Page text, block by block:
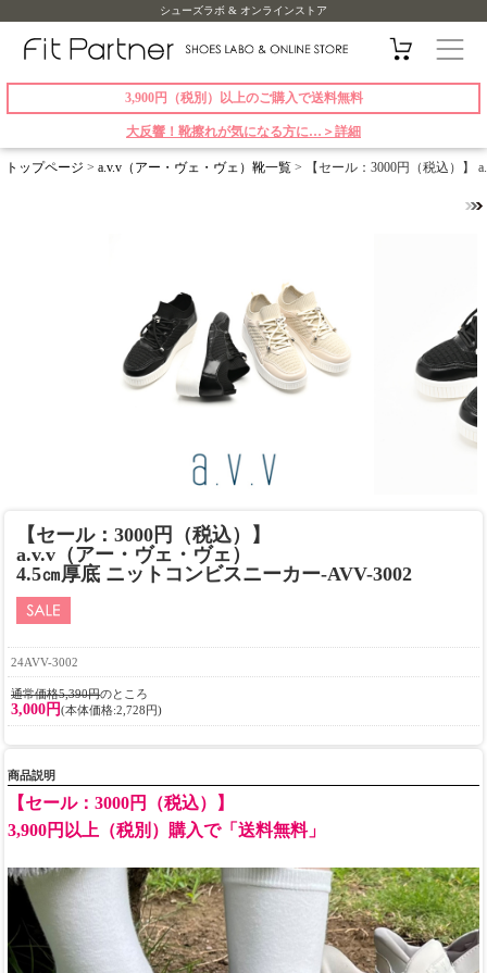
シューズラボ & オンラインストア
3,900円（税別）以上のご購入で送料無料
大反響！靴擦れが気になる方に…＞詳細
トップページ > a.v.v（アー・ヴェ・ヴェ）靴一覧 > 【セール：3000円（税込）】
【セール：3000円（税込）】
a.v.v（アー・ヴェ・ヴェ）
4.5㎝厚底 ニットコンビスニーカー-AVV-3002
24AVV-3002
通常価格5,390円のところ
3,000円(本体価格:2,728円)
商品説明
【セール：3000円（税込）】
3,900円以上（税別）購入で「送料無料」